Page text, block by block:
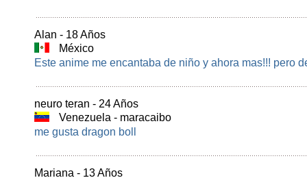
Alan - 18 Años
México
Este anime me encantaba de niño y ahora mas!!! pero
neuro teran - 24 Años
Venezuela - maracaibo
me gusta dragon boll
Mariana - 13 Años